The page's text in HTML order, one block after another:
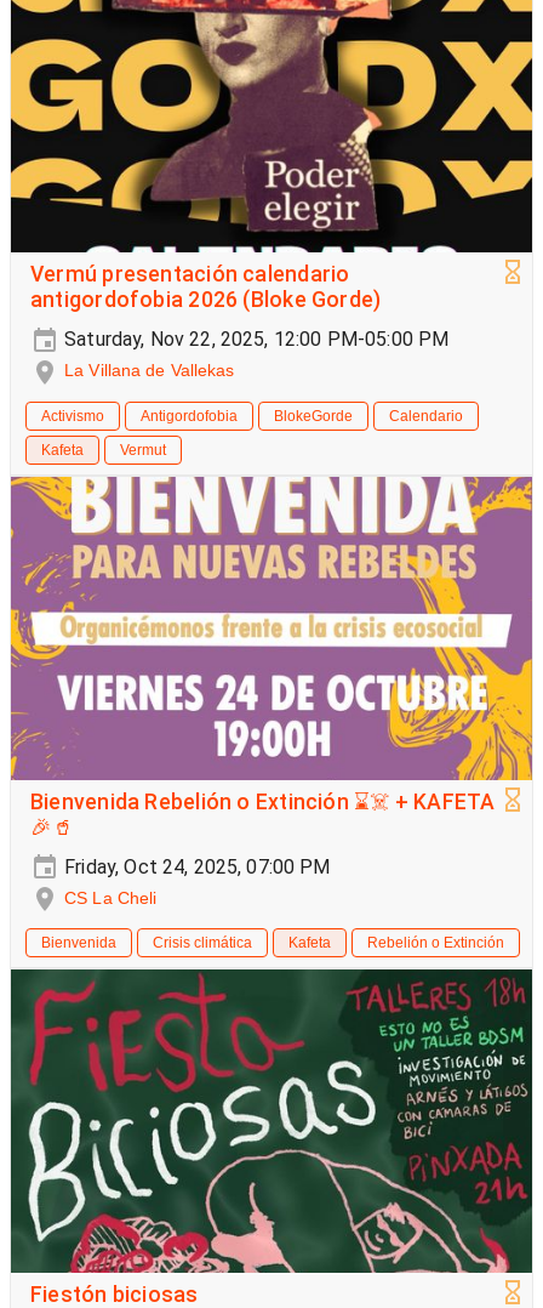
Vermú presentación calendario
antigordofobia 2026 (Bloke Gorde)
Saturday, Nov 22, 2025, 12:00 PM-05:00 PM
La Villana de Vallekas
Activismo Antigordofobia BlokeGorde
Calendario
Kafeta
Vermut
Bienvenida Rebelión o Extinción ⌛☠️ + KAFETA
🎉🥤
Friday, Oct 24, 2025, 07:00 PM
CS La Cheli
Bienvenida Crisis climática Kafeta Rebelión o Extinción
Fiestón biciosas